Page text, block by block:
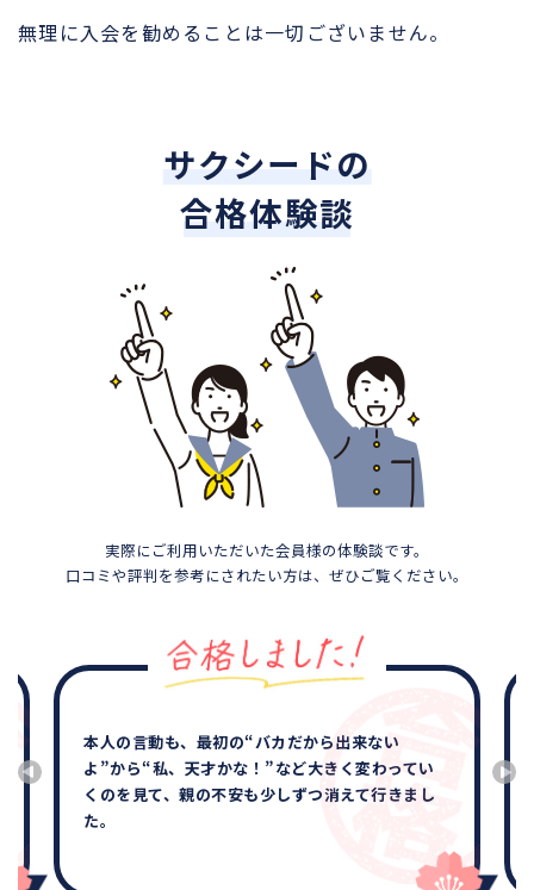
無理に入会を勧めることは一切ございません。
サクシードの
合格体験談
実際にご利用いただいた会員様の体験談です。
口コミや評判を参考にされたい方は、ぜひご覧ください。
本人の言動も、最初の“バカだから出来ない
よ”から“私、天才かな！”など大きく変わってい
くのを見て、親の不安も少しずつ消えて行きまし
た。